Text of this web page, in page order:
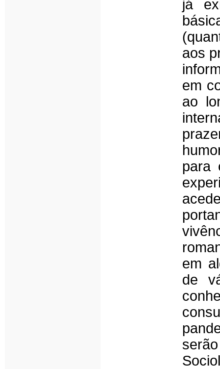
já
aos
em
ao
para
em
de